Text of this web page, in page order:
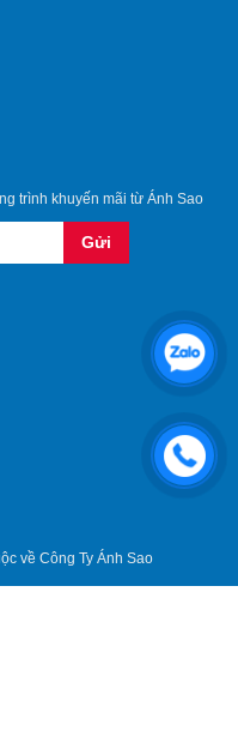
trình khuyến mãi từ Ánh Sao
về Công Ty Ánh Sao